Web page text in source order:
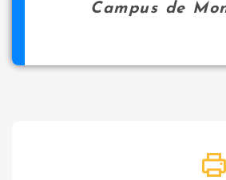
Campus de